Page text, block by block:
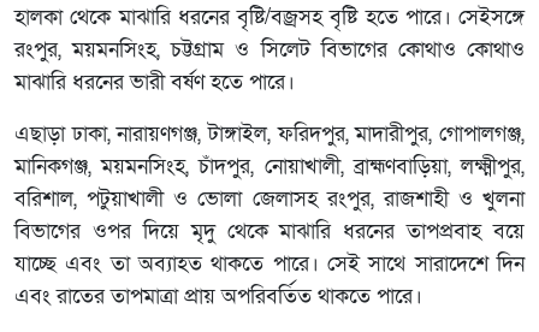
হালকা থেকে মাঝারি ধরনের বৃষ্টি/বজ্রসহ বৃষ্টি হতে পারে। সেইসঙ্গে
রংপুর, ময়মনসিংহ, চট্টগ্রাম ও সিলেট বিভাগের কোথাও কোথাও
মাঝারি ধরনের ভারী বর্ষণ হতে পারে।
এছাড়া ঢাকা, নারায়ণগঞ্জ, টাঙ্গাইল, ফরিদপুর, মাদারীপুর, গোপালগঞ্জ,
মানিকগঞ্জ, ময়মনসিংহ, চাঁদপুর, নোয়াখালী, ব্রাহ্মণবাড়িয়া, লক্ষ্মীপুর,
বরিশাল, পটুয়াখালী ও ভোলা জেলাসহ রংপুর, রাজশাহী ও খুলনা
বিভাগের ওপর দিয়ে মৃদু থেকে মাঝারি ধরনের তাপপ্রবাহ বয়ে
যাচ্ছে এবং তা অব্যাহত থাকতে পারে। সেই সাথে সারাদেশে দিন
এবং রাতের তাপমাত্রা প্রায় অপরিবর্তিত থাকতে পারে।